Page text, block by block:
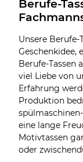
Berufe-
Unsere Berufe-
Geschenkidee,
Berufe-Tassen
viel Liebe von
Erfahrung
Produktion
eine lange
Motivtassen
oder